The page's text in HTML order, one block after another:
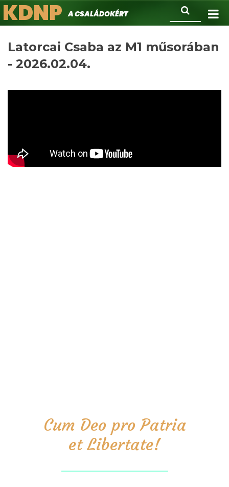
Ugrás
a
Keresés
KDNPA családokért.
Latorcai Csaba az M1 műsorában
- 2026.02.04.
Cum Deo pro Patria
et Libertate!